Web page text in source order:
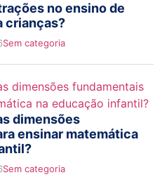
no ensino de
crianças?
Sem categoria
dimensões
ensinar matemática
Sem categoria